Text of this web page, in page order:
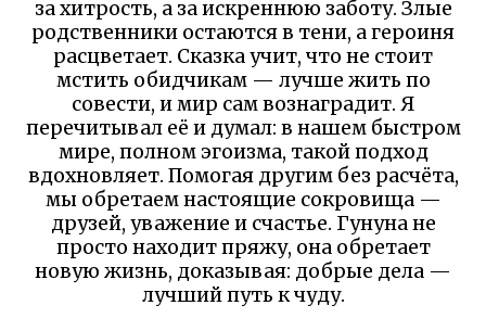
за хитрость, а за искреннюю заботу. Злые
родственники остаются в тени, а героиня
расцветает. Сказка учит, что не стоит
мстить обидчикам — лучше жить по
совести, и мир сам вознаградит. Я
перечитывал её и думал: в нашем быстром
мире, полном эгоизма, такой подход
вдохновляет. Помогая другим без расчёта,
мы обретаем настоящие сокровища —
друзей, уважение и счастье. Гунуна не
просто находит пряжу, она обретает
новую жизнь, доказывая: добрые дела —
лучший путь к чуду.